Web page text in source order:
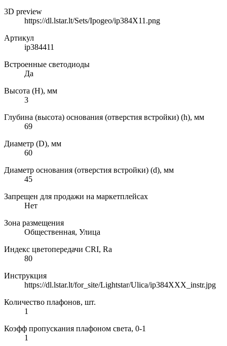
3D preview
https://dl.lstar.lt/Sets/Ipogeo/ip384X11.png
Артикул
ip384411
Встроенные светодиоды
Да
Высота (H), мм
3
Глубина (высота) основания (отверстия встройки) (h), мм
69
Диаметр (D), мм
60
Диаметр основания (отверстия встройки) (d), мм
45
Запрещен для продажи на маркетплейсах
Нет
Зона размещения
Общественная, Улица
Индекс цветопередачи CRI, Ra
80
Инструкция
https://dl.lstar.lt/for_site/Lightstar/Ulica/ip384XXX_instr.jpg
Количество плафонов, шт.
1
Коэфф пропускания плафоном света, 0-1
1